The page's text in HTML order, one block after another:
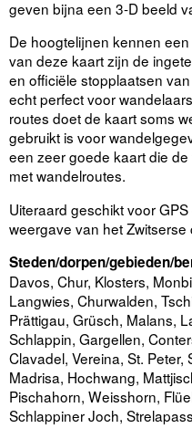
geven bijna een 3-D beeld
De hoogtelijnen kennen
van deze kaart zijn de
en officiële stopplaatsen
echt perfect voor
routes doet de kaart soms
gebruikt is voor
een zeer goede kaart die
met wandelroutes.
Uiteraard geschikt voor
weergave van het
Steden/dorpen/gebieden/
Davos, Chur, Klosters,
Langwies, Churwalden,
Prättigau, Grüsch, Malans,
Schlappin, Gargellen,
Clavadel, Vereina, St.
Madrisa, Hochwang,
Pischahorn, Weisshorn,
Schlappiner Joch,